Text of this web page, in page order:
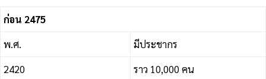
ก่อน 2475
พ.ศ.
มีประชากร
2420
ราว 10,000 คน